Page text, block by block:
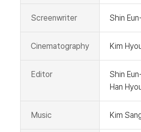
Screenwriter Shin
Cinematography Kim
Editor
Shin
Han
Music Kim